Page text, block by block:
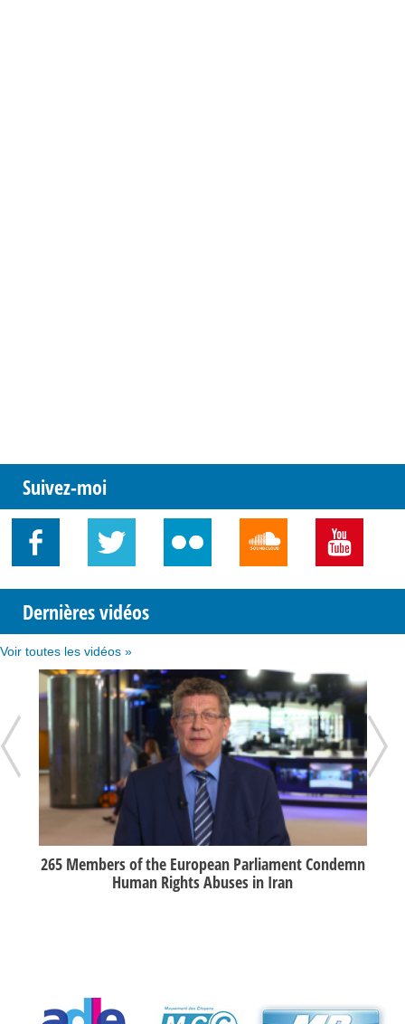
Suivez-moi
Dernières vidéos
Voir toutes les vidéos »
265 Members of the European Parliament Condemn
Human Rights Abuses in Iran